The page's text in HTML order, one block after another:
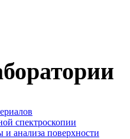
спектроскопии
и анализа поверхности